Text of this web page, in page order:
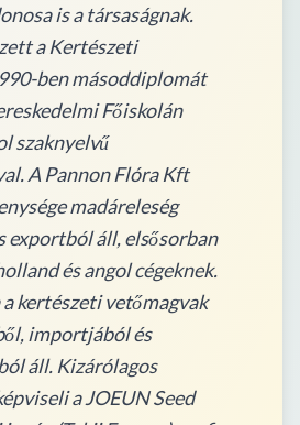
is a társaságnak.
a Kertészeti
ben másoddiplomát
Főiskolán
szaknyelvű
A Pannon Flóra Kft
madáreleség
exportból áll, elsősorban
és angol cégeknek.
kertészeti vetőmagvak
importjából és
áll. Kizárólagos
a JOEUN Seed